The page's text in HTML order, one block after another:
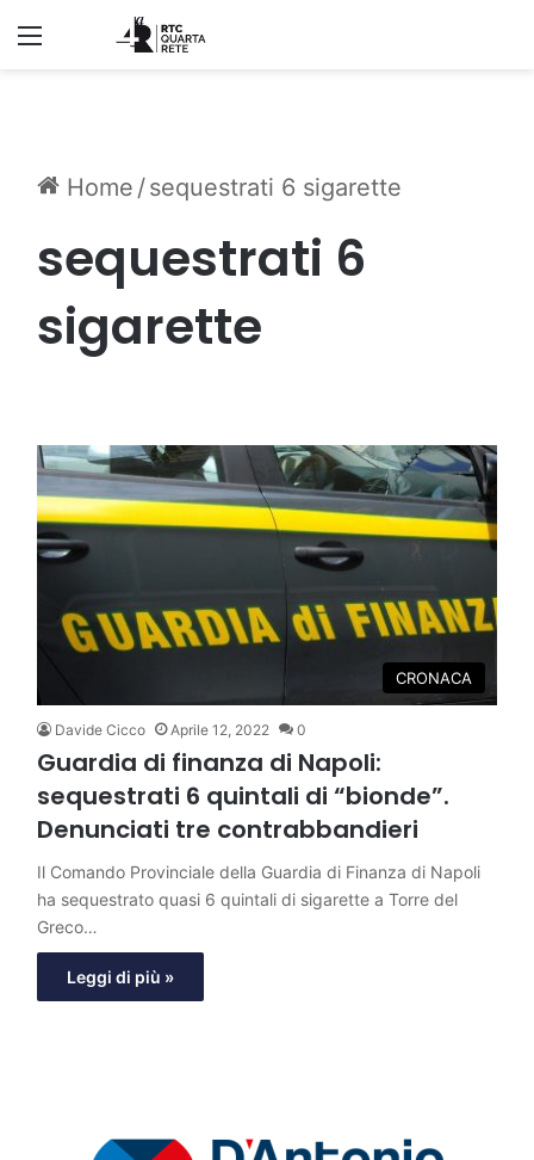
Home /sequestrati 6 sigarette
sequestrati 6
sigarette
CRONACA
Davide Cicco Aprile 12, 2022 0
Guardia di finanza di Napoli:
sequestrati 6 quintali di “bionde”.
Denunciati tre contrabbandieri
Il Comando Provinciale della Guardia di Finanza di Napoli
ha sequestrato quasi 6 quintali di sigarette a Torre del
Greco…
Leggi di più »